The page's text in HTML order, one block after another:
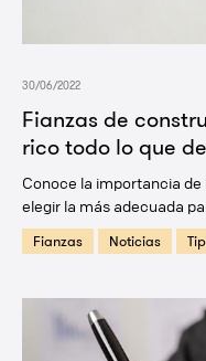
Fianzas de
rico todo lo que
30/06/2022
Conoce la importancia
elegir la más adecuada
Fianzas Noticias